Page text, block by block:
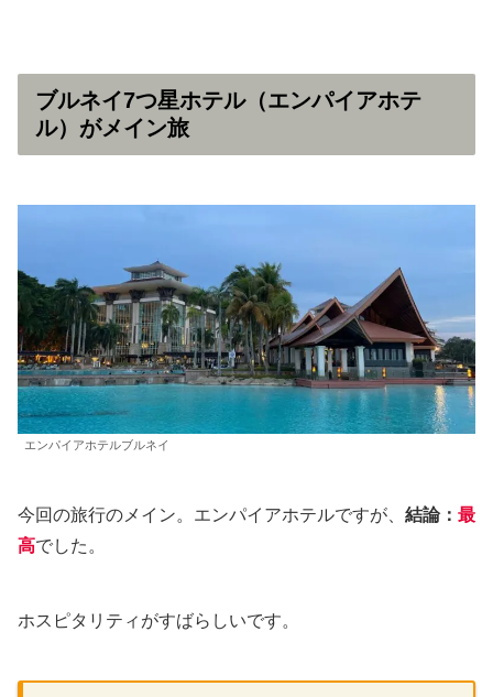
ブルネイ7つ星ホテル（エンパイアホテ
ル）がメイン旅
エンパイアホテルブルネイ
今回の旅行のメイン。エンパイアホテルですが、 結論： 最
高でした。
ホスピタリティがすばらしいです。